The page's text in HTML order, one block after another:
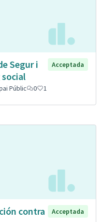
Segur i
Acceptada
Públic 0 1
contra
Acceptada